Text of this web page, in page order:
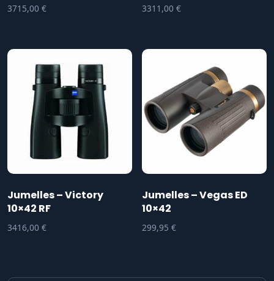
3715,00 € 3311,00€
Jumelles – Victory
10×42 RF
3416,00 €
Jumelles – Vegas ED
10×42
299,95€